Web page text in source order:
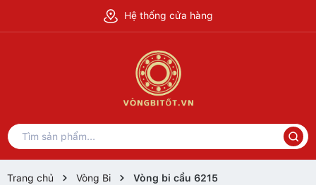
Hệ thống cửa hàng
Trang chủ Vòng Bi Vòng bi cầu 6215